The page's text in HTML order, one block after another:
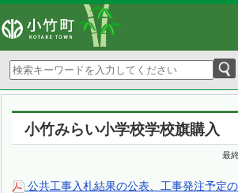
小竹みらい小学校学校旗購入
最
公共工事入札結果の公表、工事発注予定